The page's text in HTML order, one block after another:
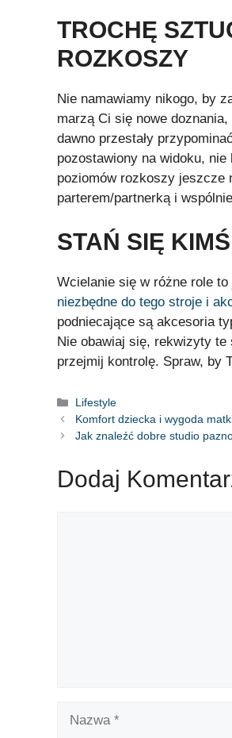
TROCHĘ
ROZKOSZY
Nie namawiamy nikogo, by
marzą Ci się nowe
dawno przestały
pozostawiony na widoku,
poziomów rozkoszy jeszcze
parterem/partnerką i
STAŃ SIĘ
Wcielanie się w różne role
niezbędne do tego stroje i
podniecające są akcesoria
Nie obawiaj się, rekwizyty te
przejmij kontrolę. Spraw, by
Lifestyle
Komfort dziecka i wygoda
Jak znaleźć dobre studio
Dodaj